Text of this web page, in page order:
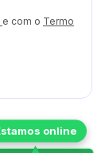
e com o Termo